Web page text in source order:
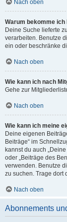
Nach oben
Warum bekomme ich
Deine Suche lieferte
verarbeiten. Benutze
ein oder beschränke
Nach oben
Wie kann ich nach
Gehe zur
Nach oben
Wie kann ich meine
Deine eigenen
Beiträge“ im
kannst du auch
oder „Beiträge des
verwenden. Benutze
zu suchen. Trage dort
Nach oben
Abonnements